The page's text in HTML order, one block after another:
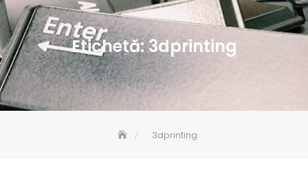
Etichetă:3dprinting
3dprinting